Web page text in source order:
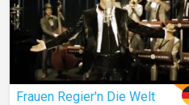
Frauen Regier'n Die Welt